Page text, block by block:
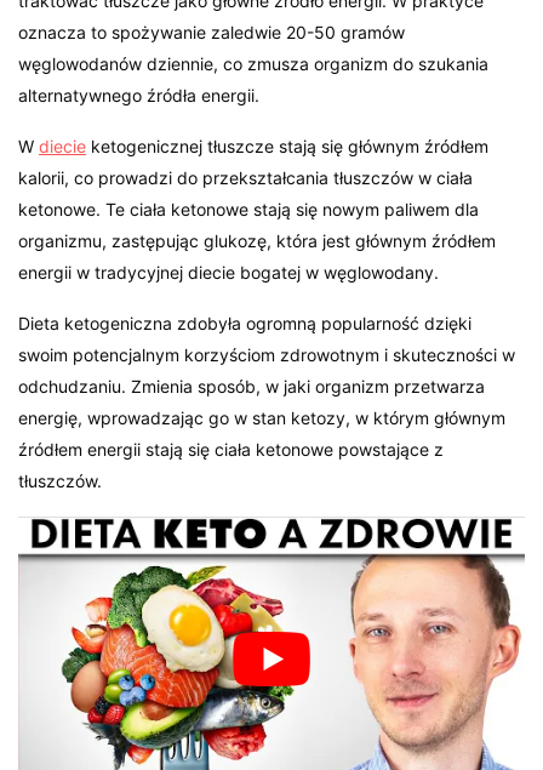
oznacza to spożywanie zaledwie 20-50 gramów
węglowodanów dziennie, co zmusza organizm do szukania
alternatywnego źródła energii.
Wdiecie ketogenicznej tłuszcze stają się głównym źródłem
kalorii, co prowadzi do przekształcania tłuszczów w ciała
ketonowe. Te ciała ketonowe stają się nowym paliwem dla
organizmu, zastępując glukozę, która jest głównym źródłem
energii w tradycyjnej diecie bogatej w węglowodany.
Dieta ketogeniczna zdobyła ogromną popularność dzięki
swoim potencjalnym korzyściom zdrowotnym i skuteczności w
odchudzaniu. Zmienia sposób, w jaki organizm przetwarza
energię, wprowadzając go w stan ketozy, w którym głównym
źródłem energii stają się ciała ketonowe powstające z
tłuszczów.